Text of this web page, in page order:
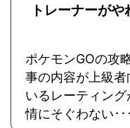
トレーナーが
ポケモンGOの攻
事の内容が上級
いるレーティン
情にそぐわない･･･